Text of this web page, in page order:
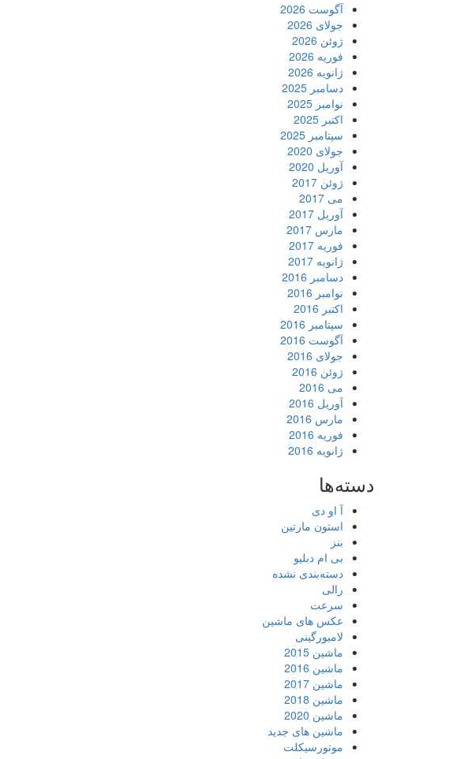
آگوست 2026
جولای 2026
ژوئن 2026
فوریه 2026
ژانویه 2026
دسامبر 2025
نوامبر 2025
اکتبر 2025
سپتامبر 2025
جولای 2020
آوریل 2020
ژوئن 2017
می 2017
آوریل 2017
مارس 2017
فوریه 2017
ژانویه 2017
دسامبر 2016
نوامبر 2016
اکتبر 2016
سپتامبر 2016
آگوست 2016
جولای 2016
ژوئن 2016
می 2016
آوریل 2016
مارس 2016
فوریه 2016
ژانویه 2016
دسته‌ها
آ او دی
استون مارتین
بنز
بی ام دبلیو
دسته‌بندی نشده
رالی
سرعت
عکس های ماشین
لامبورگینی
ماشین 2015
ماشین 2016
ماشین 2017
ماشین 2018
ماشین 2020
ماشین های جدید
موتورسیکلت